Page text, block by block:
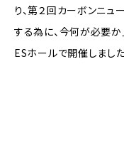
り、第２回カーボンニュ
する為に、今何が必要
ESホールで開催しました